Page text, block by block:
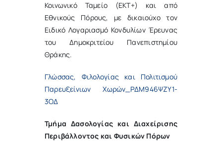
Κοινωνικό Ταμείο (ΕΚΤ+) και από
Εθνικούς Πόρους, με δικαιούχο τον
Ειδικό Λογαριασμό Κονδυλίων Έρευνας
του Δημοκριτείου Πανεπιστημίου
Θράκης.
Γλώσσας, Φιλολογίας και Πολιτισμού
Παρευξείνιων Χωρών_ΡΔΜ946ΨΖΥ1-
3ΟΔ
Τμήμα Δασολογίας και Διαχείρισης
Περιβάλλοντος και Φυσικών Πόρων